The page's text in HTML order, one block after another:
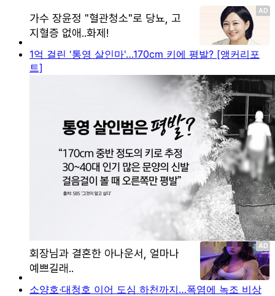
1억 걸린 '통영 살인마'…170cm 키에 평발? [앵커리포
트]
소양호·대청호 이어 도심 하천까지…폭염에 녹조 비상